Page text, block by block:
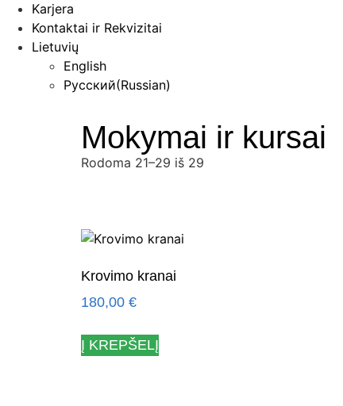
Karjera
Kontaktai ir Rekvizitai
Lietuvių
English
Русский(Russian)
Mokymai ir kursai
Rodoma 21–29 iš 29
Krovimo kranai
180,00 €
Į KREPŠELĮ